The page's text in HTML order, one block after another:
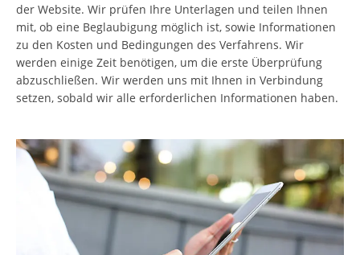
der Website. Wir prüfen Ihre Unterlagen und teilen Ihnen
mit, ob eine Beglaubigung möglich ist, sowie Informationen
zu den Kosten und Bedingungen des Verfahrens. Wir
werden einige Zeit benötigen, um die erste Überprüfung
abzuschließen. Wir werden uns mit Ihnen in Verbindung
setzen, sobald wir alle erforderlichen Informationen haben.